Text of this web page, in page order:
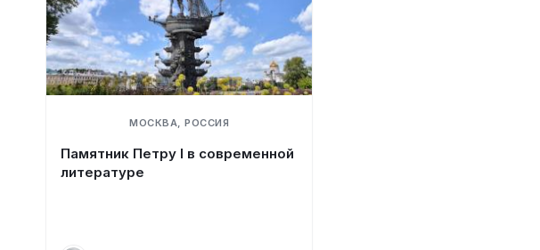
МОСКВА, РОССИЯ
Памятник Петру I в современной
литературе